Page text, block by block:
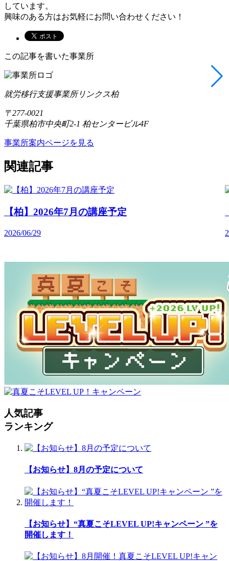
しています。
興味のある方はお気軽にお問い合わせください！
この記事を書いた事業所
就労移行支援事業所リンクス柏
〒277-0021
千葉県柏市中央町2-1 柏センタービル4F
事業所案内ページを見る
関連記事
【柏】2026年7月の講座予定
2026/06/29
人気記事
ランキング
【お知らせ】8月の予定について
【お知らせ】“真夏こそLEVEL UP!キャンペーン ”を
開催します！